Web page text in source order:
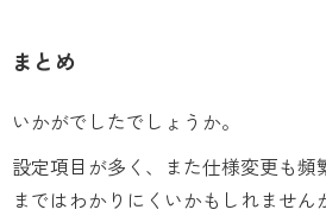
まとめ
いかがでしたでしょうか。
設定項目が多く、また仕様変更も頻
まではわかりにくいかもしれませ